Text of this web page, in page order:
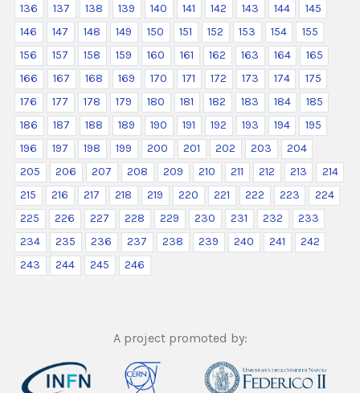
136
137 138 139 140 141 142 143 144
145
146
147 148 149 150 151 152 153 154
155
156
157 158 159 160 161 162 163 164
165
166
167 168 169 170 171 172 173 174
175
176
177 178 179 180 181 182 183 184
185
186
187 188 189 190 191 192 193 194
195
196
197 198 199 200 201 202 203
204
205
206 207 208 209 210 211 212 213
214
215
216 217 218 219 220 221 222 223
224
225
226 227 228 229 230 231 232
233
234
235 236 237 238 239 240 241
242
243
244 245 246
A project promoted by: